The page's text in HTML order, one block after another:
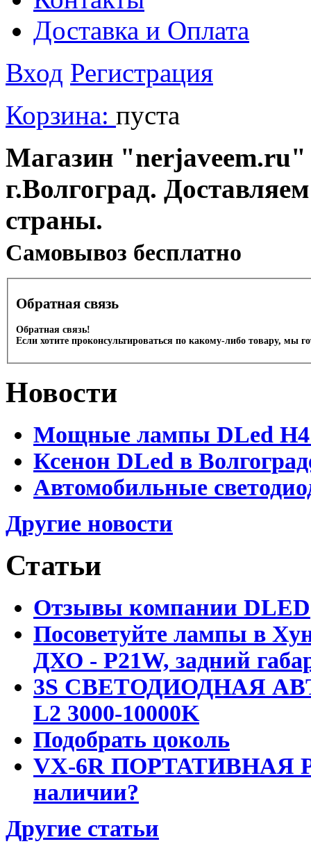
Доставка и Оплата
Вход Регистрация
Корзина: пуста
Магазин "nerjaveem.ru"
г.Волгоград.
страны.
Cамовывоз бесплатно
Обратная связь
Обратная связь!
Если хотите проконсультироваться по какому-либо товару, мы
Новости
Мощные лампы DLed H4
Ксенон DLed в
Автомобильные
Другие новости
Статьи
Отзывы компании DLED
Посоветуйте лампы в
ДХО - P21W, задний
3S СВЕТОДИОДНАЯ
L2 3000-10000K
Подобрать цоколь
VX-6R ПОРТАТИВНАЯ
наличии?
Другие статьи